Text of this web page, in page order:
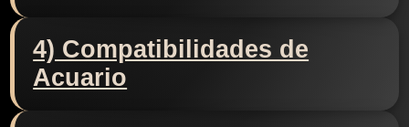
4) Compatibilidades de
Acuario